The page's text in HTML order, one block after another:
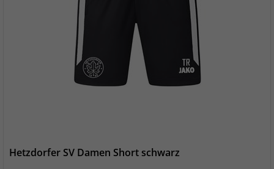
Hetzdorfer SV Damen Short schwarz